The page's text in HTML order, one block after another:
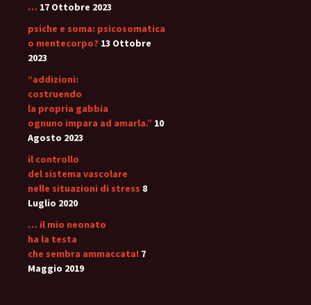
… 17 Ottobre 2023
psiche e soma: psicosomatica
o mentecorpo? 13 Ottobre
2023
“addizioni:
costruendo
la propria gabbia
ognuno impara ad amarla.” 10
Agosto 2023
il controllo
del sistema vascolare
nelle situazioni di stress 8
Luglio 2020
… il mio neonato
ha la testa
che sembra ammaccata! 7
Maggio 2019